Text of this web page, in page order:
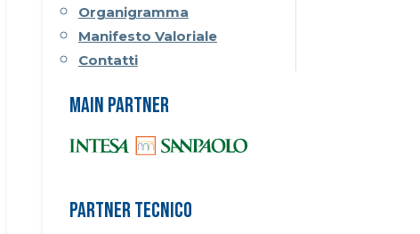
Organigramma
Manifesto Valoriale
Contatti
Main Partner
Partner Tecnico